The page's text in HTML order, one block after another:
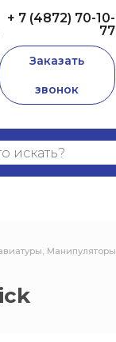
+ 7 (4872) 70-10-
77
Заказать
звонок
Манипуляторы